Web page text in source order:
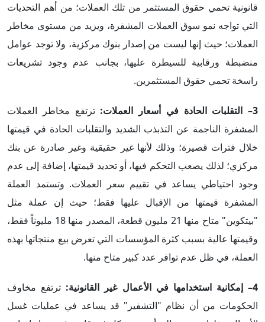
قانونية تحمي حقوق المستثمر من تلك العملات؛ من أهم التحديات
التي تواجه نمو سوق العملات المشفرة، ويزيد من مستوى مخاطر
العملات؛ حيث إنها ليست من إصدار بنوك مركزية، ولا توجد عوامل
منضبطة ورقابية للسيطرة عليها، بجانب عدم وجود تشريعات
راسخة تحمي حقوق المستثمرين.
3– التقلبات الحادة في أسعار العملات:
ترتفع مخاطر العملات
المشفرة الناجمة عن التذبذب الشديد والتقلبات الحادة في قيمتها
خلال فترات قصيرة؛ وذلك لأنها غير حقيقية وغير صادرة عن بنك
مركزي؛ لذلك يصعب التحكم فيها، أو تحديد قيمتها، إضافة إلى عدم
وجود احتياطي يساعد في تقييم سعر العملات. وتستمد العملة
المشفرة قيمتها من الإقبال عليها فقط؛ حيث إن عملة مثل
"بيتكوين" متاح منها 21 مليون قطعة، المصدر منها 18 مليوناً فقط،
وقيمتها عالية بسبب كثرة المؤسسات التي تعرض بيع منتجاتها بهذه
العملة، في ظل عدم توافر عدد كبير متاح منها.
4– إمكانية استخدامها في الأعمال غير القانونية:
ترتفع مخاوف
الحكومات من أن نظام "التشفير" قد يساعد في عمليات غسل